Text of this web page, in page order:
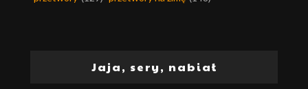
Jaja, sery, nabiał